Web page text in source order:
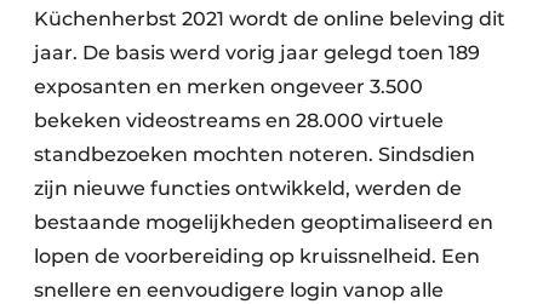
Küchenherbst 2021 wordt de online beleving dit
jaar. De basis werd vorig jaar gelegd toen 189
exposanten en merken ongeveer 3.500
bekeken videostreams en 28.000 virtuele
standbezoeken mochten noteren. Sindsdien
zijn nieuwe functies ontwikkeld, werden de
bestaande mogelijkheden geoptimaliseerd en
lopen de voorbereiding op kruissnelheid. Een
snellere en eenvoudigere login vanop alle